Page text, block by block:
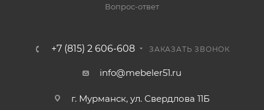
Вопрос-ответ
+7 (815) 2 606-608 ЗАКАЗАТЬ ЗВОНОК
info@mebeler51.ru
г. Мурманск, ул. Свердлова 11Б